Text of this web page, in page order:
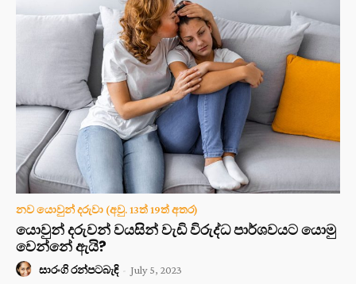
නව යොවුන් දරුවා (අවු. 13ත් 19ත් අතර)
යොවුන් දරුවන් වයසින් වැඩි විරුද්ධ පාර්ශවයට යොමු
වෙන්නේ ඇයි?
සාරංගි රන්පටබැඳි - July 5, 2023